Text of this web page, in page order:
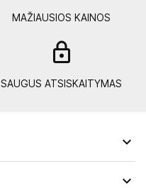
MAŽIAUSIOS KAINOS
SAUGUS ATSISKAITYMAS

